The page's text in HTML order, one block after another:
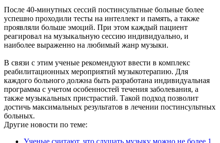
После 40-минутных сессий постинсультные больные более
успешно проходили тесты на интеллект и память, а также
проявляли больше эмоций. При этом каждый пациент
реагировал на музыкальную сессию индивидуально, и
наиболее выраженно на любимый жанр музыки.
В связи с этим ученые рекомендуют ввести в комплекс
реабилитационных мероприятий музыкотерапию. Для
каждого больного должна быть разработана индивидуальная
программа с учетом особенностей течения заболевания, а
также музыкальных пристрастий. Такой подход позволит
достичь максимальных результатов в лечении постинсультных
больных.
Другие новости по теме:
Ученые считают, что слушать музыку можно не более 1